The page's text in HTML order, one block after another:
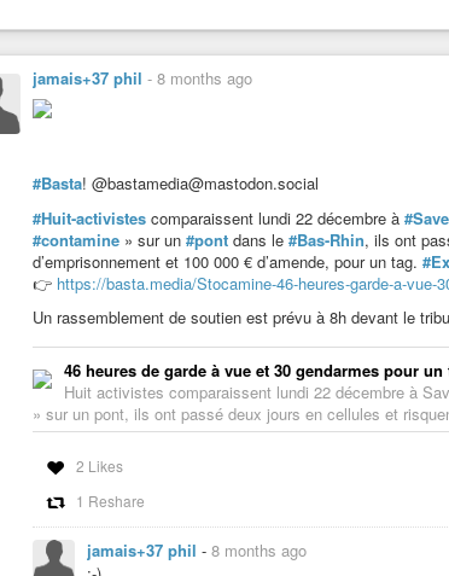
jamais+37 phil - 8 months ago
#Basta! @bastamedia@mastodon.social
#Huit-activistes comparaissent lundi 22 décembre à
#contamine » sur un #pont dans le #Bas-Rhin, ils ont
d’emprisonnement et 100 000 € d’amende, pour un tag.
👉️ https://basta.media/Stocamine-46-heures-garde-a-vue-
Un rassemblement de soutien est prévu à 8h devant le
46 heures de garde à vue et 30 gendarmes pour
Huit activistes comparaissent lundi 22 décembre à
» sur un pont, ils ont passé deux jours en cellules et
2 Likes
1 Reshare
jamais+37 phil - 8 months ago